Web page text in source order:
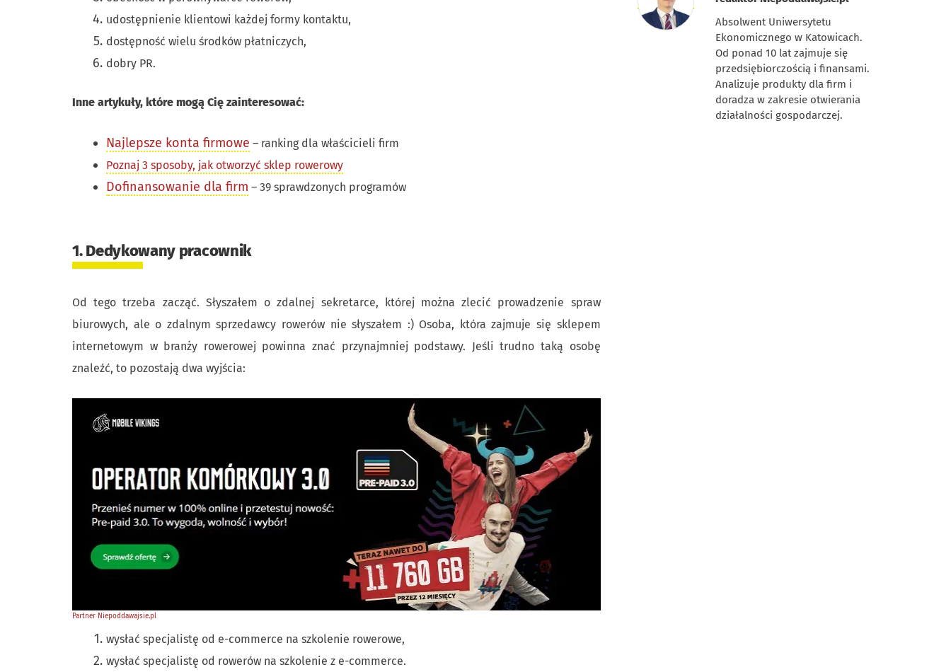
udostępnienie klientowi każdej formy kontaktu,
dostępność wielu środków płatniczych,
dobry PR.
Inne artykuły, które mogą Cię zainteresować:
Najlepsze konta firmowe – ranking dla właścicieli firm
Poznaj 3 sposoby, jak otworzyć sklep rowerowy
Dofinansowanie dla firm – 39 sprawdzonych programów
1. Dedykowany pracownik
Od tego trzeba zacząć. Słyszałem o zdalnej sekretarce, której można zlecić prowadzenie spraw
biurowych, ale o zdalnym sprzedawcy rowerów nie słyszałem :) Osoba, która zajmuje się sklepem
internetowym w branży rowerowej powinna znać przynajmniej podstawy. Jeśli trudno taką osobę
znaleźć, to pozostają dwa wyjścia:
wysłać specjalistę od e-commerce na szkolenie rowerowe,
wysłać specjalistę od rowerów na szkolenie z e-commerce.
Absolwent Uniwersytetu
Ekonomicznego w Katowicach.
Od ponad 10 lat zajmuje się
przedsiębiorczością i finansami.
Analizuje produkty dla firm i
doradza w zakresie otwierania
działalności gospodarczej.